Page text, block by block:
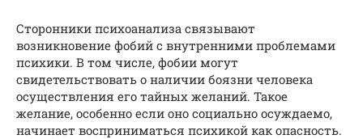
Сторонники психоанализа связывают
возникновение фобий с внутренними проблемами
психики. В том числе, фобии могут
свидетельствовать о наличии боязни человека
осуществления его тайных желаний. Такое
желание, особенно если оно социально осуждаемо,
начинает восприниматься психикой как опасность.